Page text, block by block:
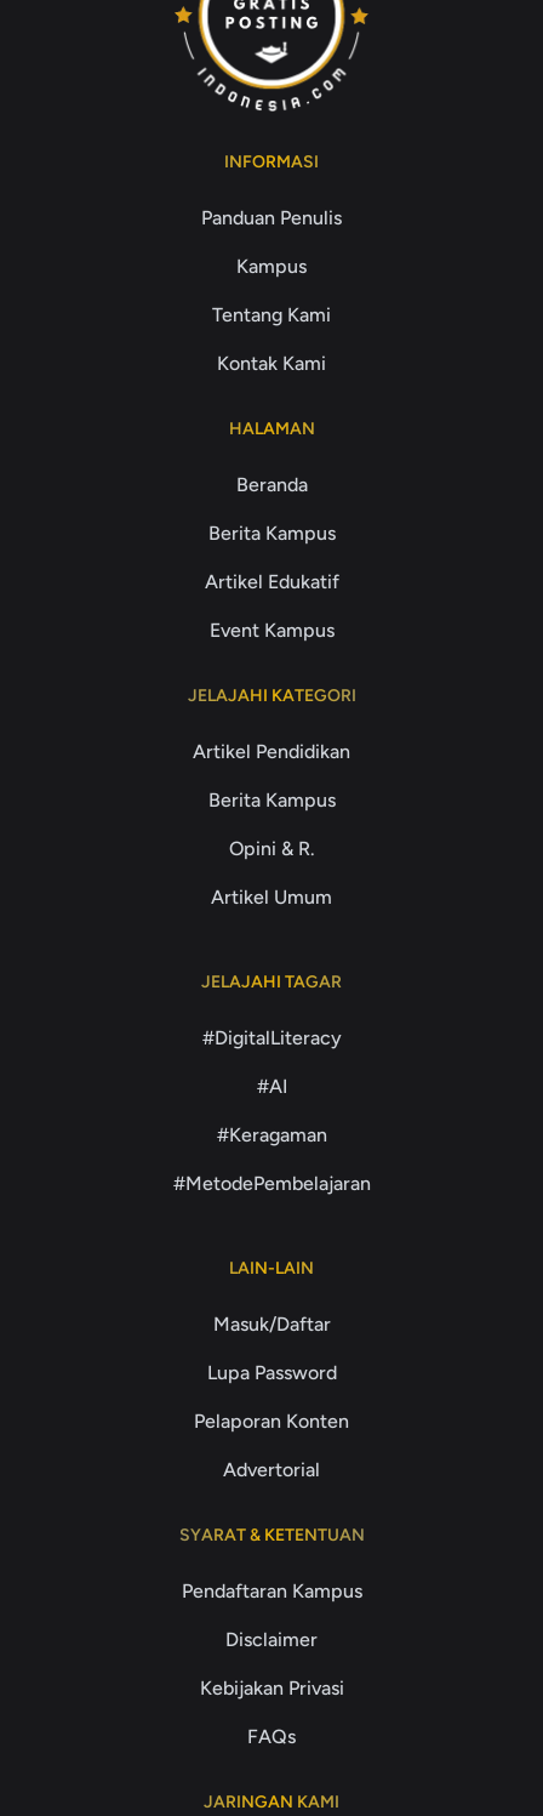
INFORMASI
Panduan Penulis
Kampus
Tentang Kami
Kontak Kami
HALAMAN
Beranda
Berita Kampus
Artikel Edukatif
Event Kampus
JELAJAHI KATEGORI
Artikel Pendidikan
Berita Kampus
Opini & R.
Artikel Umum
JELAJAHI TAGAR
#DigitalLiteracy
#AI
#Keragaman
#MetodePembelajaran
LAIN-LAIN
Masuk/Daftar
Lupa Password
Pelaporan Konten
Advertorial
SYARAT & KETENTUAN
Pendaftaran Kampus
Disclaimer
Kebijakan Privasi
FAQs
JARINGAN KAMI